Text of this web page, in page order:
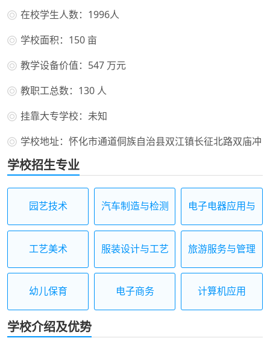
在校学生人数：1996人
学校面积：150 亩
教学设备价值：547 万元
教职工总数：130 人
挂靠大专学校：未知
学校地址：怀化市通道侗族自治县双江镇长征北路双庙冲
学校招生专业
园艺技术 汽车制造与检测
电子电器应用与
工艺美术 服装设计与工艺 旅游服务与管理
幼儿保育 电子商务 计算机应用
学校介绍及优势